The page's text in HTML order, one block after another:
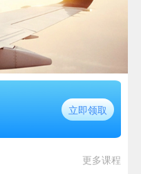
立即领取
更多课程